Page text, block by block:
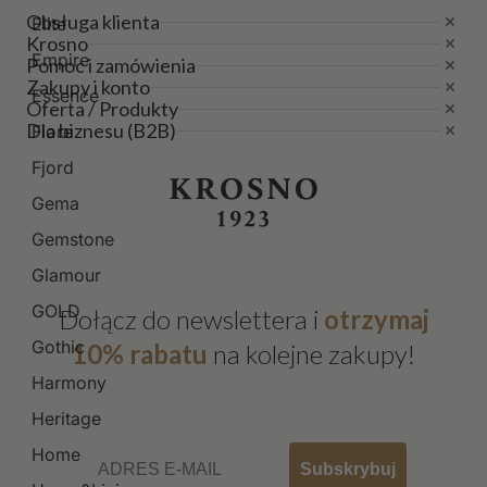
Elite
Empire
Essence
Fiore
Fjord
Gema
Gemstone
Glamour
GOLD
Gothic
Harmony
Heritage
Home
Obsługa klienta
Krosno
Pomoc i zamówienia
Zakupy i konto
Oferta / Produkty
Dla biznesu (B2B)
Dołącz do newslettera i otrzymaj
10% rabatu na kolejne zakupy!
Email
Subskrybuj